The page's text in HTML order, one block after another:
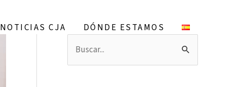
NOTICIAS CJA DÓNDE ESTAMOS
u